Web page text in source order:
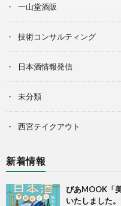
一山堂酒販
技術コンサルティング
日本酒情報発信
未分類
西宮テイクアウト
新着情報
ぴあMOOK「
いたしました。